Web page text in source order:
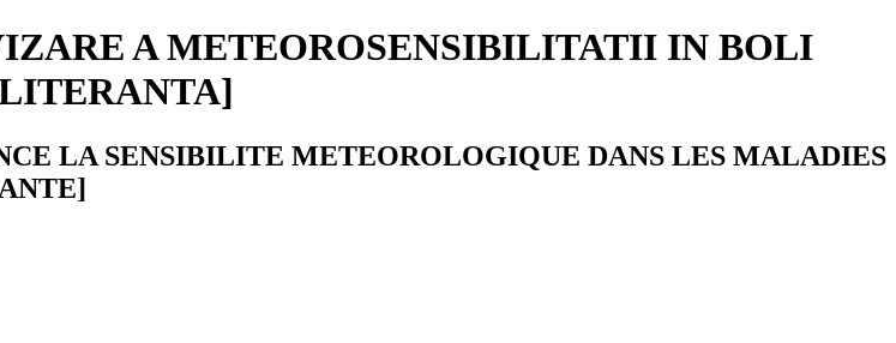
A METEOROSENSIBILITATII IN BOLI
LA SENSIBILITE METEOROLOGIQUE DANS LES MALADIES